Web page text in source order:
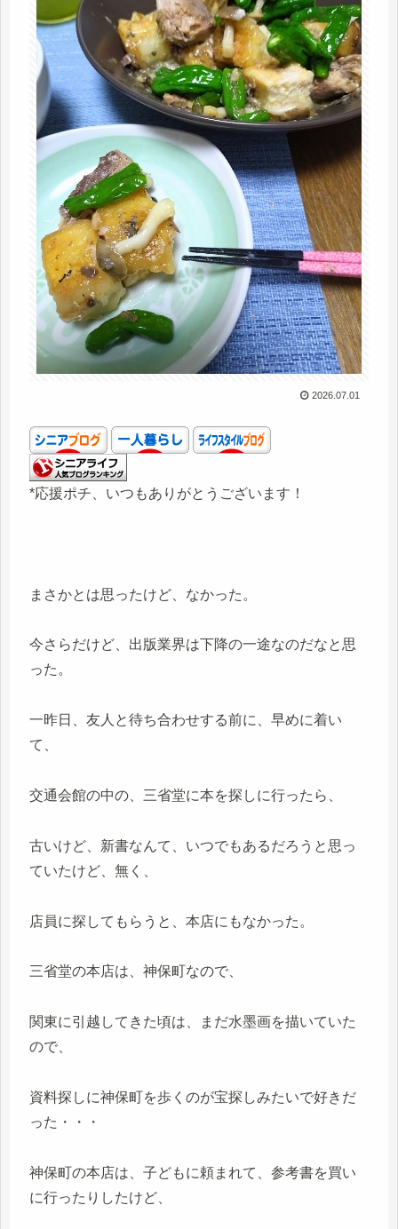
2026.07.01
*応援ポチ、いつもありがとうございます！
まさかとは思ったけど、なかった。
今さらだけど、出版業界は下降の一途なのだなと思
った。
一昨日、友人と待ち合わせする前に、早めに着い
て、
交通会館の中の、三省堂に本を探しに行ったら、
古いけど、新書なんて、いつでもあるだろうと思っ
ていたけど、無く、
店員に探してもらうと、本店にもなかった。
三省堂の本店は、神保町なので、
関東に引越してきた頃は、まだ水墨画を描いていた
ので、
資料探しに神保町を歩くのが宝探しみたいで好きだ
った・・・
神保町の本店は、子どもに頼まれて、参考書を買い
に行ったりしたけど、